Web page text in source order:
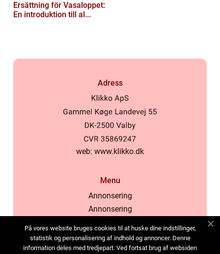
Ersättning för Vasaloppet:
En introduktion till al...
Adress
web: www.klikko.dk
Menu
Annonsering
Annonsering
Cookies
Kontakta oss
På vores website bruges cookies til at huske dine indstillinger,
statistik og personalisering af indhold og annoncer. Denne
information deles med tredjepart. Ved fortsat brug af websiden